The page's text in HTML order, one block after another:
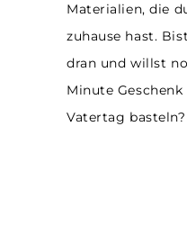
Materialien, die
zuhause hast.
dran und willst
Minute
Vatertag